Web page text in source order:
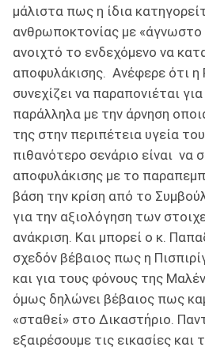
μάλιστα πως η ίδια
ανθρωποκτονίας με
ανοιχτό το ενδεχόμενο να
αποφυλάκισης. Ανέφερε ότι η
συνεχίζει να παραπονιέται
παράλληλα με την άρνηση
της στην περιπέτεια υγεία
πιθανότερο σενάριο είναι να
αποφυλάκισης με το
βάση την κρίση από το
για την αξιολόγηση των
ανάκριση. Και μπορεί ο κ.
σχεδόν βέβαιος πως η
και για τους φόνους της
όμως δηλώνει βέβαιος πως
«σταθεί» στο Δικαστήριο.
εξαιρέσουμε τις εικασίες και